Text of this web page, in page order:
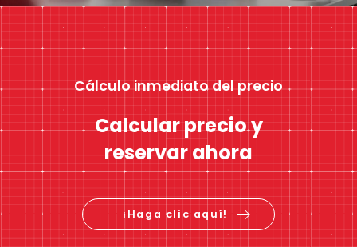
Cálculo inmediato del precio
Calcular precio y
reservar ahora
¡Haga clic aquí!